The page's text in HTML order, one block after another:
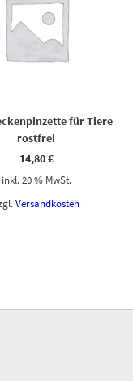
für Tiere
rostfrei
14,80€
inkl. 20 % MwSt.
Versandkosten